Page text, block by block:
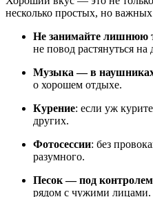
несколько простых, но
Не занимайте лишнюю
не повод растянуться
Музыка — в
о хорошем отдыхе.
Курение: если уж
других.
Фотосессии: без
разумного.
Песок — под контролем
рядом с чужими лицами.